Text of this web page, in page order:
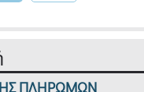
ΠΛΗΡΩΜΩΝ